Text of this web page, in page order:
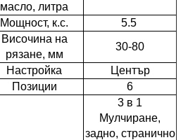
масло, литра
Мощност, к.с.
5.5
Височина на
рязане, мм
30-80
Настройка
Център
Позиции
6
3 в 1
Мулчиране,
задно, странично